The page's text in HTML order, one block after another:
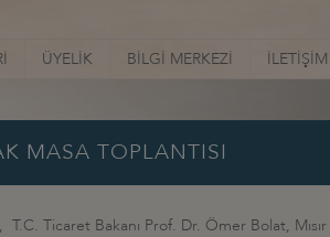
ÜYELİK BİLGİ MERKEZİ İLETİŞİM
MASA TOPLANTISI
T.C. Ticaret Bakanı Prof. Dr. Ömer Bolat,